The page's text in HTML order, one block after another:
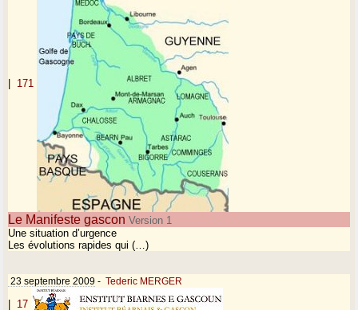
171
Le Manifeste gascon Version 1
Une situation d’urgence
Les évolutions rapides qui (…)
23 septembre 2009 - Tederic MERGER
| 17